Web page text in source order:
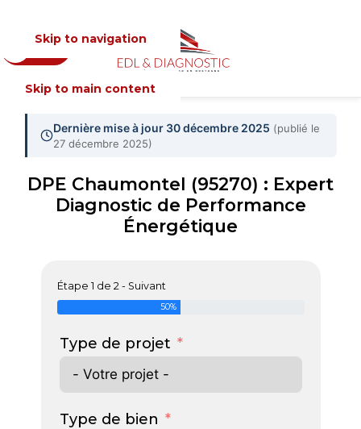
Skip to navigation
Skip to main content
MENU
Dernière mise à jour 30 décembre 2025 (publié le
27 décembre 2025)
DPE Chaumontel (95270) : Expert
Diagnostic de Performance
Énergétique
Étape 1 de 2 - Suivant
50%
Type de projet
Type de bien